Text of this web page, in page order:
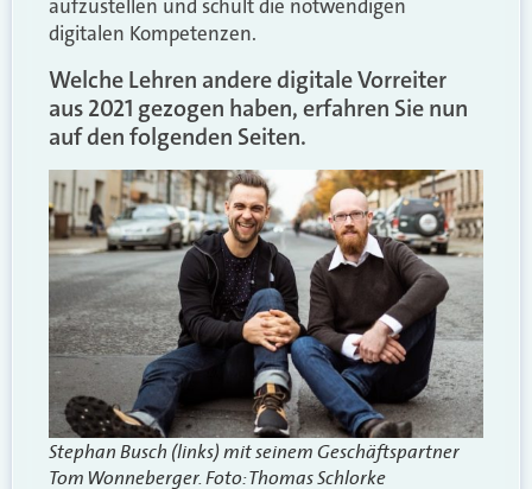
aufzustellen und schult die notwendigen
digitalen Kompetenzen.
Welche Lehren andere digitale Vorreiter
aus 2021 gezogen haben, erfahren Sie nun
auf den folgenden Seiten.
Stephan Busch (links) mit seinem Geschäftspartner
Tom Wonneberger. Foto: Thomas Schlorke